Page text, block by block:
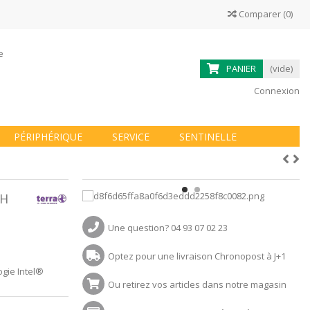
Comparer (0)
PANIER
(vide)
Connexion
PÉRIPHÉRIQUE SERVICE SENTINELLE
Intel®
Une question? 04 93 07 02 23
Optez pour une livraison Chronopost à J+1
Ou retirez vos articles dans notre magasin